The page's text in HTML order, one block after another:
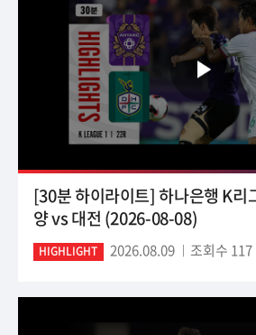
[30분 하이라이트] 하나은행 K리
양 vs 대전 (2026-08-08)
HIGHLIGHT 2026.08.09 조회수 117